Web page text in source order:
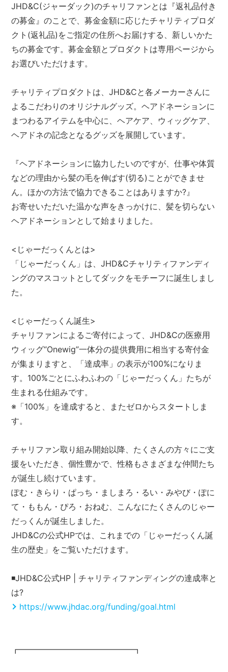
JHD&C(ジャーダック)のチャリファンとは『返礼品付き
の募金』のことで、募金金額に応じたチャリティプロダ
クト(返礼品)をご指定の住所へお届けする、新しいかた
ちの募金です。募金金額とプロダクトは専用ページから
お選びいただけます。
チャリティプロダクトは、JHD&Cと各メーカーさんに
よるこだわりのオリジナルグッズ。ヘアドネーションに
まつわるアイテムを中心に、ヘアケア、ウィッグケア、
ヘアドネの記念となるグッズを展開しています。
『ヘアドネーションに協力したいのですが、仕事や体質
などの理由から髪の毛を伸ばす(切る)ことができませ
ん。ほかの方法で協力できることはありますか?』
お寄せいただいた温かな声をきっかけに、髪を切らない
ヘアドネーションとして始まりました。
<じゃーだっくんとは>
「じゃーだっくん」は、JHD&Cチャリティファンディ
ングのマスコットとしてダックをモチーフに誕生しまし
た。
<じゃーだっくん誕生>
チャリファンによるご寄付によって、JHD&Cの医療用
ウィッグ“Onewig”一体分の提供費用に相当する寄付金
が集まりますと、「達成率」の表示が100%になりま
す。100%ごとにふわふわの「じゃーだっくん」たちが
生まれる仕組みです。
※「100%」を達成すると、またゼロからスタートしま
す。
チャリファン取り組み開始以降、たくさんの方々にご支
援をいただき、個性豊かで、性格もさまざまな仲間たち
が誕生し続けています。
ぽむ・きらり・ぱっち・ましまろ・るい・みやび・ぽに
て・ももん・ぴろ・おねむ、こんなにたくさんのじゃー
だっくんが誕生しました。
JHD&Cの公式HPでは、これまでの「じゃーだっくん誕
生の歴史」をご覧いただけます。
◾️JHD&C公式HP | チャリティファンディングの達成率と
は?
https://www.jhdac.org/funding/goal.html
┏━━━━━━━━━━━━━━┓